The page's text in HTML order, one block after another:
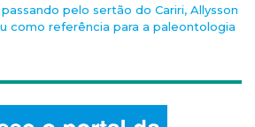
passando pelo sertão do Cariri, Allysson
como referência para a paleontologia